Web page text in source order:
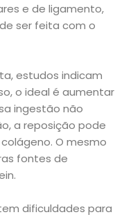
e de ligamento,
ser feita com o
estudos indicam
o ideal é aumentar
ingestão não
a reposição pode
O mesmo
fontes de
dificuldades para